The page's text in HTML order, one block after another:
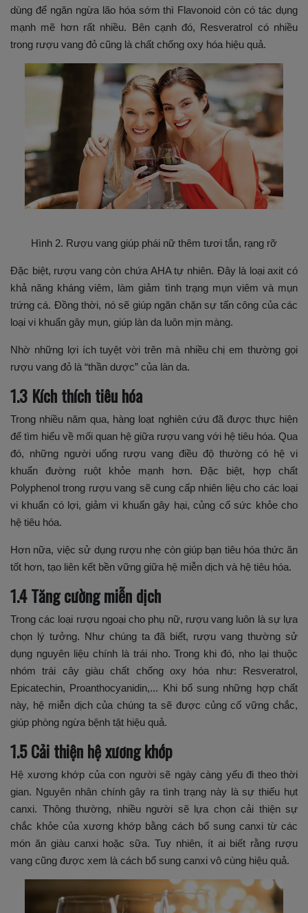
dùng để ngăn ngừa lão hóa sớm thì Flavonoid còn có tác dụng
mạnh mẽ hơn rất nhiều. Bên cạnh đó, Resveratrol có nhiều
trong rượu vang đỏ cũng là chất chống oxy hóa hiệu quả.
Hình 2. Rượu vang giúp phái nữ thêm tươi tắn, rạng rỡ
Đặc biệt, rượu vang còn chứa AHA tự nhiên. Đây là loại axit có
khả năng kháng viêm, làm giảm tình trạng mụn viêm và mụn
trứng cá. Đồng thời, nó sẽ giúp ngăn chặn sự tấn công của các
loại vi khuẩn gây mụn, giúp làn da luôn mịn màng.
Nhờ những lợi ích tuyệt vời trên mà nhiều chị em thường gọi
rượu vang đỏ là “thần dược” của làn da.
1.3 Kích thích tiêu hóa
Trong nhiều năm qua, hàng loạt nghiên cứu đã được thực hiện
để tìm hiểu về mối quan hệ giữa rượu vang với hệ tiêu hóa. Qua
đó, những người uống rượu vang điều độ thường có hệ vi
khuẩn đường ruột khỏe mạnh hơn. Đặc biệt, hợp chất
Polyphenol trong rượu vang sẽ cung cấp nhiên liệu cho các loại
vi khuẩn có lợi, giảm vi khuẩn gây hại, củng cố sức khỏe cho
hệ tiêu hóa.
Hơn nữa, việc sử dụng rượu nhẹ còn giúp bạn tiêu hóa thức ăn
tốt hơn, tạo liên kết bền vững giữa hệ miễn dịch và hệ tiêu hóa.
1.4 Tăng cường miễn dịch
Trong các loại rượu ngoại cho phụ nữ, rượu vang luôn là sự lựa
chọn lý tưởng. Như chúng ta đã biết, rượu vang thường sử
dụng nguyên liệu chính là trái nho. Trong khi đó, nho lại thuộc
nhóm trái cây giàu chất chống oxy hóa như: Resveratrol,
Epicatechin, Proanthocyanidin,... Khi bổ sung những hợp chất
này, hệ miễn dịch của chúng ta sẽ được củng cố vững chắc,
giúp phòng ngừa bệnh tật hiệu quả.
1.5 Cải thiện hệ xương khớp
Hệ xương khớp của con người sẽ ngày càng yếu đi theo thời
gian. Nguyên nhân chính gây ra tình trạng này là sự thiếu hụt
canxi. Thông thường, nhiều người sẽ lựa chọn cải thiện sự
chắc khỏe của xương khớp bằng cách bổ sung canxi từ các
món ăn giàu canxi hoặc sữa. Tuy nhiên, ít ai biết rằng rượu
vang cũng được xem là cách bổ sung canxi vô cùng hiệu quả.